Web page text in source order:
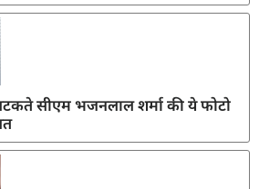
सीएम भजनलाल शर्मा की ये फोटो